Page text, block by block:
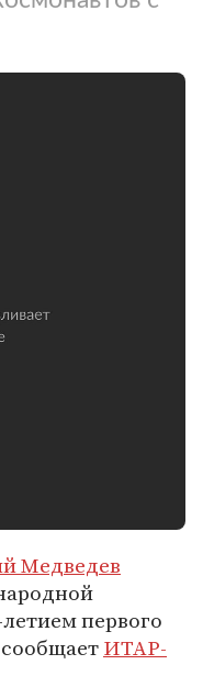
Медведев
первого
ИТАР-